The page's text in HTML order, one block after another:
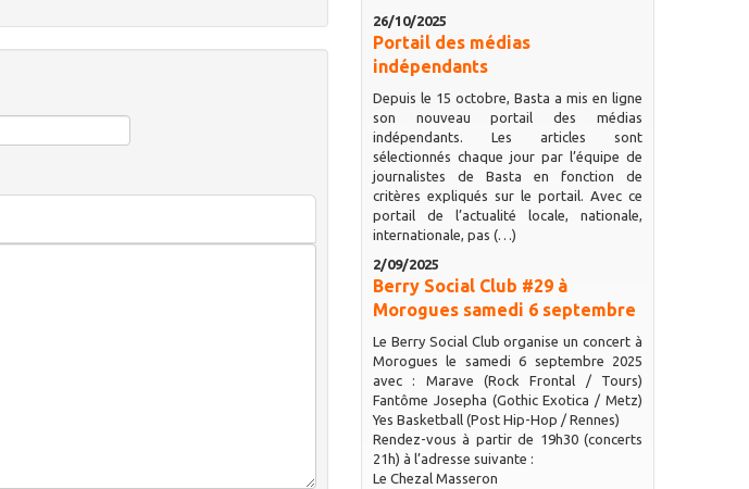
26/10/2025
Portail des médias
indépendants
Depuis le 15 octobre, Basta a mis en ligne
son nouveau portail des médias
indépendants. Les articles sont
sélectionnés chaque jour par l’équipe de
journalistes de Basta en fonction de
critères expliqués sur le portail. Avec ce
portail de l’actualité locale, nationale,
internationale, pas (…)
2/09/2025
Berry Social Club #29 à
Morogues samedi 6 septembre
Le Berry Social Club organise un concert à
Morogues le samedi 6 septembre 2025
avec : Marave (Rock Frontal / Tours)
Fantôme Josepha (Gothic Exotica / Metz)
Yes Basketball (Post Hip-Hop / Rennes)
Rendez-vous à partir de 19h30 (concerts
21h) à l’adresse suivante :
Le Chezal Masseron